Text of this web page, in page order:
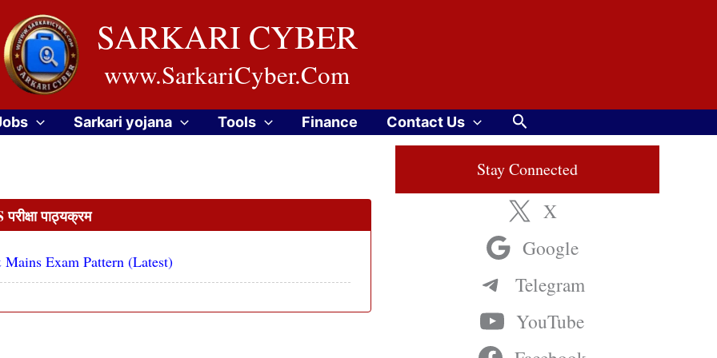
SARKARI CYBER
www.SarkariCyber.Com
Sarkari yojana Tools Finance Contact Us Search
पाठ्यक्रम
Exam Pattern (Latest)
Stay Connected
X
Google
Telegram
YouTube